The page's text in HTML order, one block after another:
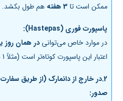
ممکن است تا 3 هفته
هم طول بکشد.
پاسپورت فوری (Hastepas):
در موارد خاص می‌توانی در همان روز
اعتبار این پاسپورت کوتاه‌تر است (مثلاً 1 سال)
2.در خارج از دانمارک (از طریق
صدور: